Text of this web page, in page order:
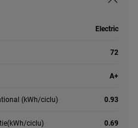
Electric
72
A+
(kWh/ciclu) 0.93
ciclu) 0.69